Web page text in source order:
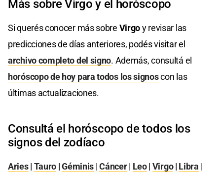
Más sobre Virgo y el horóscopo
Si querés conocer más sobre Virgoy revisar las
predicciones de días anteriores, podés visitar el
archivo completo del signo. Además, consultá el
horóscopo de hoy para todos los signoscon las
últimas actualizaciones.
Consultá el horóscopo de todos los
signos del zodíaco
Aries| Tauro |Géminis |Cáncer| Leo| Virgo| Libra |